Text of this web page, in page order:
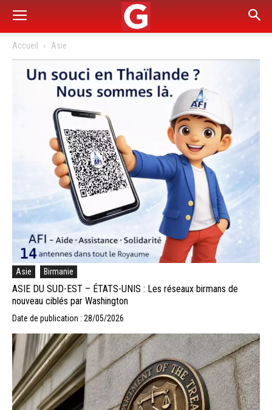
Accueil Asie
Asie Birmanie
ASIE DU SUD-EST – ÉTATS-UNIS : Les réseaux birmans de
nouveau ciblés par Washington
Date de publication : 28/05/2026